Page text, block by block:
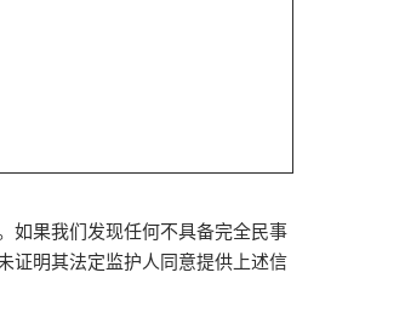
如果我们发现任何不具备完全民事
证明其法定监护人同意提供上述信